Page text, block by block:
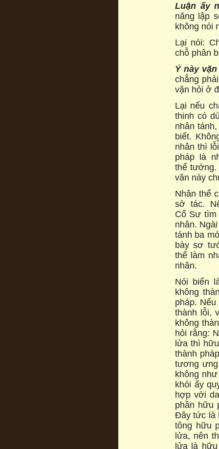
Luận ấy
năng lập
không nói
Lại nói:
chỗ phân
Ý này vặn
chẳng
vặn hỏi ở
Lại nếu
thinh có
nhân
biết.
nhân thì
pháp là
thể tướng.
văn này
Nhân thể
sở tác.
Cổ Sư tìm
nhân.
tánh ba
bày sơ
thể làm
nhân.
Nói biến
không
pháp.
thành lỗi,
không
hỏi rằng:
lửa thì
thành
tương
không
khói ấy
hợp với
phần hữu
Đây tức là
tông hữu
lửa, nên
lửa là